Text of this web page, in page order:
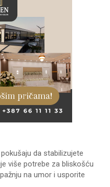
da stabilizujete
više potrebe za bliskošću
na umor i usporite